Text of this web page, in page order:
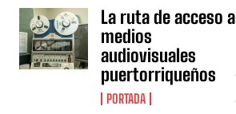
La ruta de acceso a
medios
audiovisuales
puertorriqueños
PORTADA